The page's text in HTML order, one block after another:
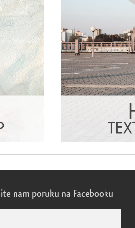
nam poruku na Facebooku